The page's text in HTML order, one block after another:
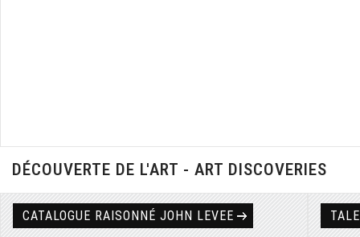
DÉCOUVERTE DE L'ART - ART DISCOVERIES
CATALOGUE RAISONNÉ JOHN LEVEE